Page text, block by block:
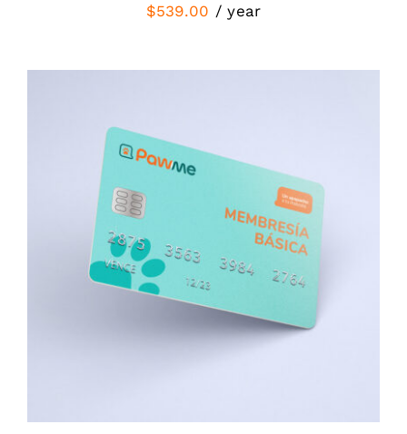
$539.00 / year
Valorado
con5.00 de 5
SIGN UP NOW
DETALLES